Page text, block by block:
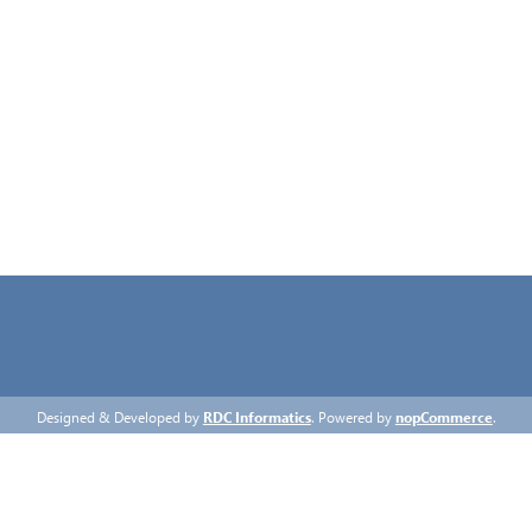
Designed & Developed by RDC Informatics. Powered bynopCommerce.